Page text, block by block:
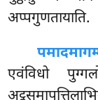
अप्पगुणतायाति.
एवंविधो